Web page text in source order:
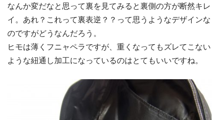
なんか変だなと思って裏を見てみると裏側の方が断然キレ
イ。あれ？これって裏表逆？？って思うようなデザインな
のですがどうなんだろう。
ヒモは薄くフニャペラですが、重くなってもズレてこない
ような紐通し加工になっているのはとてもいいですね。